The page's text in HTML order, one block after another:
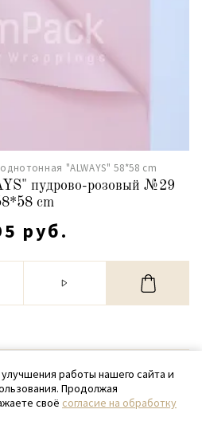
"ALWAYS" 58*58 cm
пудрово-розовый №29
cm
руб.
- 2026 SamPack
699-97-87
работы нашего сайта и
Продолжая
своё согласие на обработку